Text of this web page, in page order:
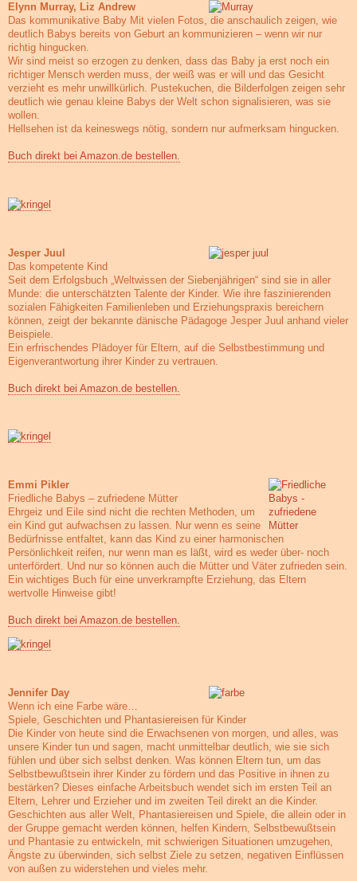
Elynn Murray, Liz Andrew
Das kommunikative Baby Mit vielen Fotos, die anschaulich zeigen, wie
deutlich Babys bereits von Geburt an kommunizieren – wenn wir nur
richtig hingucken.
Wir sind meist so erzogen zu denken, dass das Baby ja erst noch ein
richtiger Mensch werden muss, der weiß was er will und das Gesicht
verzieht es mehr unwillkürlich. Pustekuchen, die Bilderfolgen zeigen sehr
deutlich wie genau kleine Babys der Welt schon signalisieren, was sie
wollen.
Hellsehen ist da keineswegs nötig, sondern nur aufmerksam hingucken.
Buch direkt bei Amazon.de bestellen.
Jesper Juul
Das kompetente Kind
Seit dem Erfolgsbuch „Weltwissen der Siebenjährigen“ sind sie in aller
Munde: die unterschätzten Talente der Kinder. Wie ihre faszinierenden
sozialen Fähigkeiten Familienleben und Erziehungspraxis bereichern
können, zeigt der bekannte dänische Pädagoge Jesper Juul anhand vieler
Beispiele.
Ein erfrischendes Plädoyer für Eltern, auf die Selbstbestimmung und
Eigenverantwortung ihrer Kinder zu vertrauen.
Buch direkt bei Amazon.de bestellen.
Emmi Pikler
Friedliche Babys – zufriedene Mütter
Ehrgeiz und Eile sind nicht die rechten Methoden, um
ein Kind gut aufwachsen zu lassen. Nur wenn es seine
Bedürfnisse entfaltet, kann das Kind zu einer harmonischen
Persönlichkeit reifen, nur wenn man es läßt, wird es weder über- noch
unterfördert. Und nur so können auch die Mütter und Väter zufrieden sein.
Ein wichtiges Buch für eine unverkrampfte Erziehung, das Eltern
wertvolle Hinweise gibt!
Buch direkt bei Amazon.de bestellen.
Jennifer Day
Wenn ich eine Farbe wäre…
Spiele, Geschichten und Phantasiereisen für Kinder
Die Kinder von heute sind die Erwachsenen von morgen, und alles, was
unsere Kinder tun und sagen, macht unmittelbar deutlich, wie sie sich
fühlen und über sich selbst denken. Was können Eltern tun, um das
Selbstbewußtsein ihrer Kinder zu fördern und das Positive in ihnen zu
bestärken? Dieses einfache Arbeitsbuch wendet sich im ersten Teil an
Eltern, Lehrer und Erzieher und im zweiten Teil direkt an die Kinder.
Geschichten aus aller Welt, Phantasiereisen und Spiele, die allein oder in
der Gruppe gemacht werden können, helfen Kindern, Selbstbewußtsein
und Phantasie zu entwickeln, mit schwierigen Situationen umzugehen,
Ängste zu überwinden, sich selbst Ziele zu setzen, negativen Einflüssen
von außen zu widerstehen und vieles mehr.